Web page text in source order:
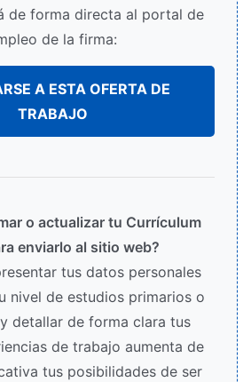
de forma directa al portal de
de la firma:
A ESTA OFERTA DE
TRABAJO
o actualizar tu Currículum
enviarlo al sitio web?
tus datos personales
nivel de estudios primarios o
detallar de forma clara tus
de trabajo aumenta de
tus posibilidades de ser